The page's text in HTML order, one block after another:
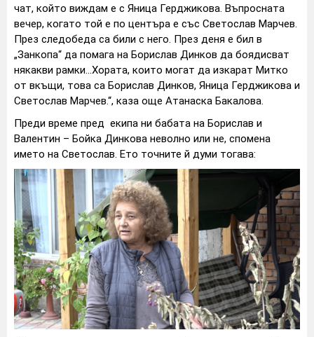
чат, който виждам е с Яница Герджикова. Въпросната
вечер, когато той е по центъра е със Светослав Марчев.
През следобеда са били с него. През деня е бил в
„Занкопа“ да помага на Борислав Динков да боядисват
някакви рамки…Хората, които могат да изкарат Митко
от вкъщи, това са Борислав Динков, Яница Герджикова и
Светослав Марчев.“, каза още Атанаска Бакалова.
Преди време пред екипа ни бабата на Борислав и
Валентин – Бойка Динкова неволно или не, спомена
името на Светослав. Ето точните й думи тогава: